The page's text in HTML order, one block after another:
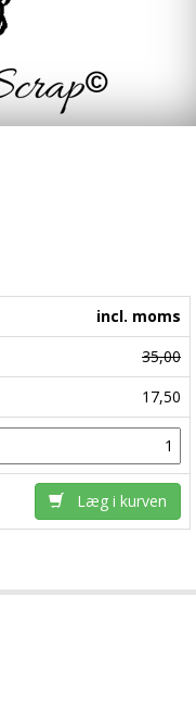
incl. moms
35,00
17,50
Læg i kurven